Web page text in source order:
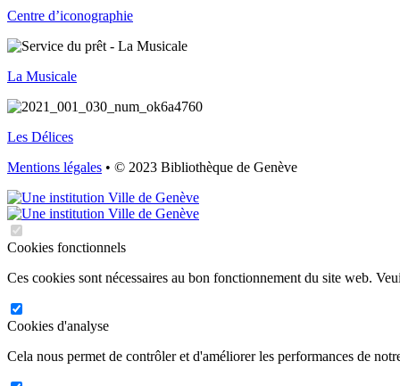
Centre d’iconographie
La Musicale
Les Délices
Mentions légales • © 2023 Bibliothèque de Genève
Cookies fonctionnels
Ces cookies sont nécessaires au bon fonctionnement du site web.
Cookies d'analyse
Cela nous permet de contrôler et d'améliorer les performances de